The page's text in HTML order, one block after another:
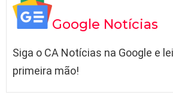
Google Notícias
Siga o CA Notícias na Google e
primeira mão!